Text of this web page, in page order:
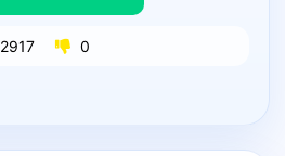
2917 0